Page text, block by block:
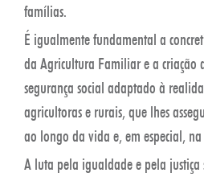
famílias.
É igualmente fundamental a
da Agricultura Familiar e a criação
segurança social adaptado à
agricultoras e rurais, que lhes
ao longo da vida e, em especial,
A luta pela igualdade e pela justiça